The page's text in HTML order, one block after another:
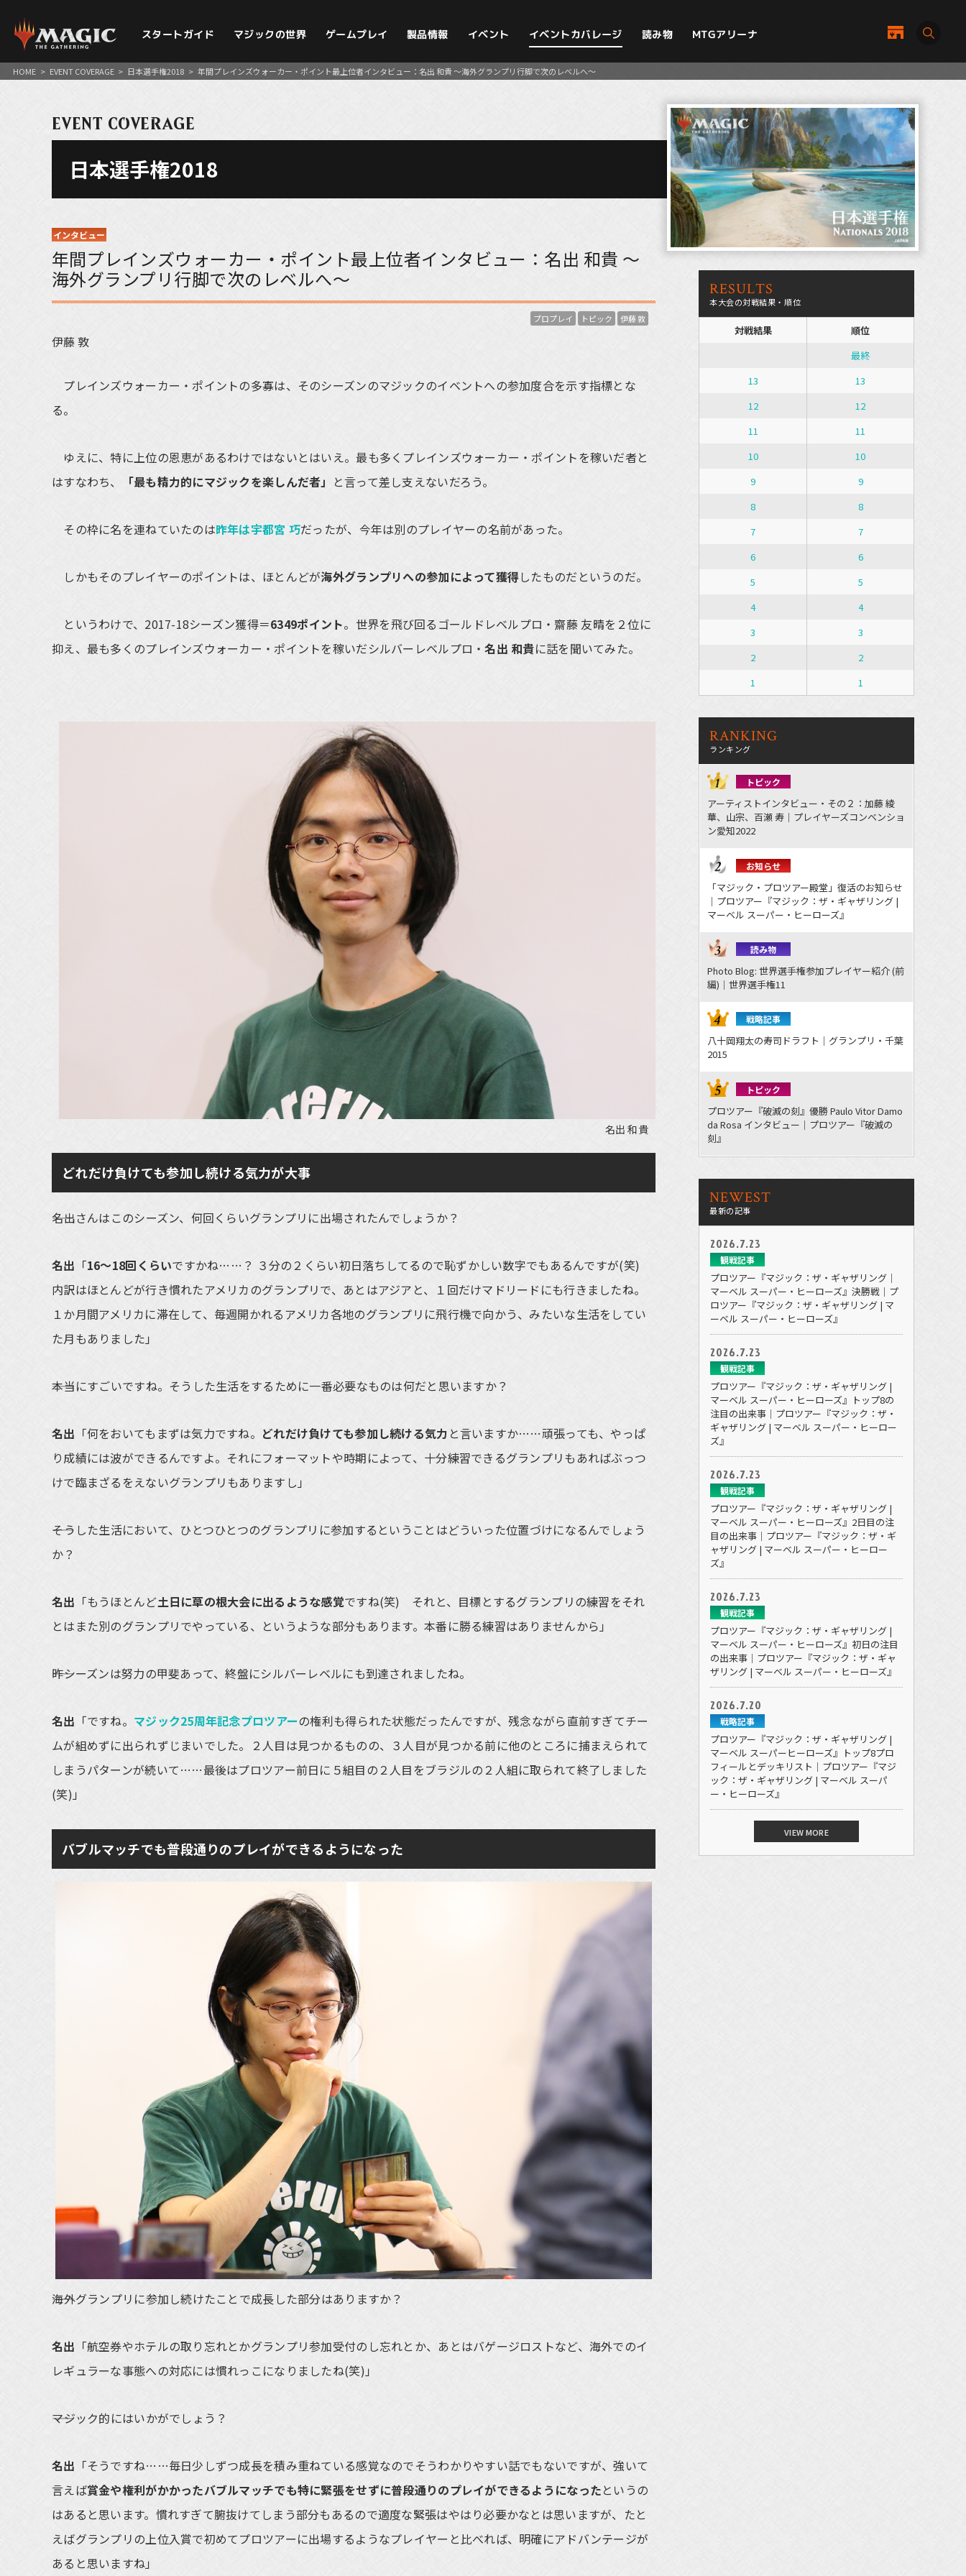
スタートガイド マジックの世界 ゲームプレイ 製品情報 イベント イベントカバレージ 読み物 MTGアリーナ
HOME > EVENT COVERAGE > 日本選手権2018 > 年間プレインズウォーカー・ポイント最上位者インタビュー：名出 和貴 〜海外グランプリ行脚で次のレベルへ〜
EVENT COVERAGE
日本選手権2018
インタビュー
年間プレインズウォーカー・ポイント最上位者インタビュー：名出 和貴 〜
海外グランプリ行脚で次のレベルへ〜
プロプレイ トピック 伊藤 敦
伊藤 敦
プレインズウォーカー・ポイントの多寡は、そのシーズンのマジックのイベントへの参加度合を示す指標とな
る。
ゆえに、特に上位の恩恵があるわけではないとはいえ。最も多くプレインズウォーカー・ポイントを稼いだ者と
はすなわち、
「最も精力的にマジックを楽しんだ者」 と言って差し支えないだろう。
その枠に名を連ねていたのは昨年は宇都宮 巧だったが、今年は別のプレイヤーの名前があった。
しかもそのプレイヤーのポイントは、ほとんどが海外グランプリへの参加によって獲得したものだというのだ。
というわけで、2017-18シーズン獲得＝6349ポイント。世界を飛び回るゴールドレベルプロ・齋藤 友晴を２位に
抑え、最も多くのプレインズウォーカー・ポイントを稼いだシルバーレベルプロ・名出 和貴に話を聞いてみた。
名出 和貴
どれだけ負けても参加し続ける気力が大事
――名出さんはこのシーズン、何回くらいグランプリに出場されたんでしょうか？
名出 「16～18回くらいですかね……？ ３分の２くらい初日落ちしてるので恥ずかしい数字でもあるんですが(笑)
内訳はほとんどが行き慣れたアメリカのグランプリで、あとはアジアと、１回だけマドリードにも行きましたね。
１か月間アメリカに滞在して、毎週開かれるアメリカ各地のグランプリに飛行機で向かう、みたいな生活をしてい
た月もありました」
――本当にすごいですね。そうした生活をするために一番必要なものは何だと思いますか？
名出 「何をおいてもまずは気力ですね。 どれだけ負けても参加し続ける気力 と言いますか……頑張っても、やっぱ
り成績には波ができるんですよ。それにフォーマットや時期によって、十分練習できるグランプリもあればぶっつ
けで臨まざるをえないグランプリもありますし」
――そうした生活において、ひとつひとつのグランプリに参加するということはどういった位置づけになるんでしょう
か？
名出 「もうほとんど土日に草の根大会に出るような感覚ですね(笑) それと、目標とするグランプリの練習をそれ
とはまた別のグランプリでやっている、というような部分もあります。本番に勝る練習はありませんから」
――昨シーズンは努力の甲斐あって、終盤にシルバーレベルにも到達されましたね。
名出 「ですね。 マジック25周年記念プロツアーの権利も得られた状態だったんですが、残念ながら直前すぎてチー
ムが組めずに出られずじまいでした。２人目は見つかるものの、３人目が見つかる前に他のところに捕まえられて
しまうパターンが続いて……最後はプロツアー前日に５組目の２人目をブラジルの２人組に取られて終了しました
(笑)」
バブルマッチでも普段通りのプレイができるようになった
――海外グランプリに参加し続けたことで成長した部分はありますか？
名出 「航空券やホテルの取り忘れとかグランプリ参加受付のし忘れとか、あとはバゲージロストなど、海外でのイ
レギュラーな事態への対応には慣れっこになりましたね(笑)」
――マジック的にはいかがでしょう？
名出 「そうですね……毎日少しずつ成長を積み重ねている感覚なのでそうわかりやすい話でもないですが、強いて
言えば賞金や権利がかかったバブルマッチでも特に緊張をせずに普段通りのプレイができるようになったというの
はあると思います。慣れすぎて腑抜けてしまう部分もあるので適度な緊張はやはり必要かなとは思いますが、たと
えばグランプリの上位入賞で初めてプロツアーに出場するようなプレイヤーと比べれば、明確にアドバンテージが
あると思いますね」
RESULTS
本大会の対戦結果・順位
対戦結果
順位
最終
13
13
12
12
11
11
10
10
9
9
8
8
7
7
6
6
5
5
4
4
3
3
2
2
1
1
RANKING
ランキング
トピック
アーティストインタビュー・その２：加藤 綾
華、山宗、百瀬 寿｜プレイヤーズコンベンショ
ン愛知2022
お知らせ
「マジック・プロツアー殿堂」復活のお知らせ
｜プロツアー『マジック：ザ・ギャザリング |
マーベル スーパー・ヒーローズ』
読み物
Photo Blog: 世界選手権参加プレイヤー紹介 (前
編)｜世界選手権11
戦略記事
八十岡翔太の寿司ドラフト｜グランプリ・千葉
2015
トピック
プロツアー『破滅の刻』優勝 Paulo Vitor Damo
da Rosa インタビュー｜プロツアー『破滅の
刻』
NEWEST
最新の記事
2026.7.23
観戦記事
プロツアー『マジック：ザ・ギャザリング｜
マーベル スーパー・ヒーローズ』決勝戦｜プ
ロツアー『マジック：ザ・ギャザリング | マ
ーベル スーパー・ヒーローズ』
2026.7.23
観戦記事
プロツアー『マジック：ザ・ギャザリング |
マーベル スーパー・ヒーローズ』トップ8の
注目の出来事｜プロツアー『マジック：ザ・
ギャザリング | マーベル スーパー・ヒーロー
ズ』
2026.7.23
観戦記事
プロツアー『マジック：ザ・ギャザリング |
マーベル スーパー・ヒーローズ』2日目の注
目の出来事｜プロツアー『マジック：ザ・ギ
ャザリング | マーベル スーパー・ヒーロー
ズ』
2026.7.23
観戦記事
プロツアー『マジック：ザ・ギャザリング |
マーベル スーパー・ヒーローズ』初日の注目
の出来事｜プロツアー『マジック：ザ・ギャ
ザリング | マーベル スーパー・ヒーローズ』
2026.7.20
戦略記事
プロツアー『マジック：ザ・ギャザリング |
マーベル スーパーヒーローズ』トップ8プロ
フィールとデッキリスト｜プロツアー『マジ
ック：ザ・ギャザリング | マーベル スーパ
ー・ヒーローズ』
VIEW MORE